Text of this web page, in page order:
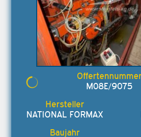
M08E/9075
NATIONAL FORMAX